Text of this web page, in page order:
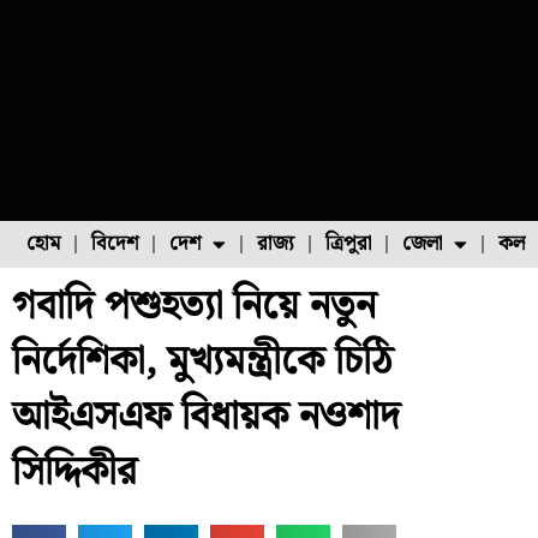
হোম বিদেশ দেশ
ফুল চাষ ফল চাষ
রাজ্য ত্রিপুরা জেলা
গবাদি পশুহত্যা নিয়ে নতুন
নির্দেশিকা, মুখ্যমন্ত্রীকে চিঠি
আইএসএফ বিধায়ক নওশাদ
সিদ্দিকীর